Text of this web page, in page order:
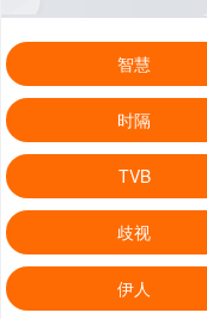
智慧
时隔
TVB
歧视
伊人